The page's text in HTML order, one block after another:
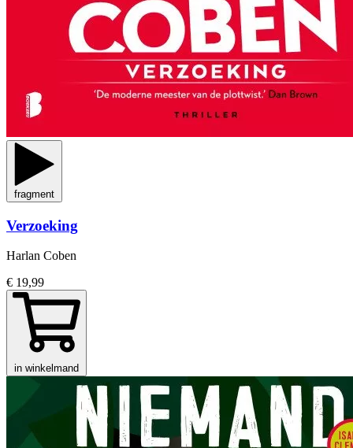
fragment
Verzoeking
Harlan Coben
€ 19,99
in winkelmand